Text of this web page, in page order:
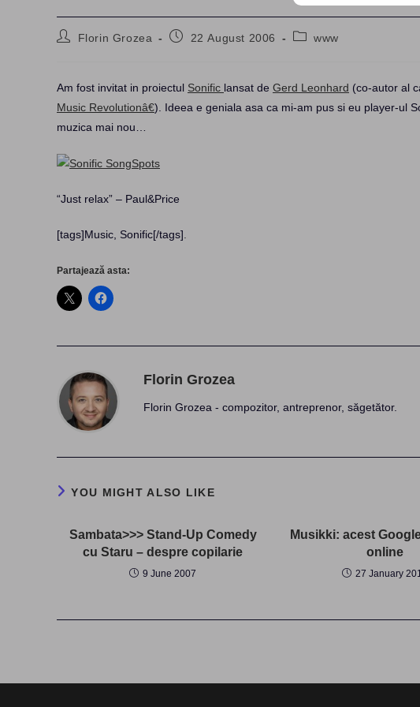
PostFlorin Grozea
Post22 August 2006
Postwww
Am fost invitat in proiectul Sonific lansat de Gerd Leonhard (co-autor al
Music Revolutionâ€). Ideea e geniala asa ca mi-am pus si eu player-ul
muzica mai nou…
“Just relax” – Paul&Price
[tags]Music, Sonific[/tags]
Partajează asta:
Florin Grozea
Florin Grozea - compozitor, antreprenor, săgetător.
YOU MIGHT ALSO LIKE
Sambata>>> Stand-Up Comedy
cu Staru – despre copilarie
9 June 2007
Musikki: acest
online
27 January